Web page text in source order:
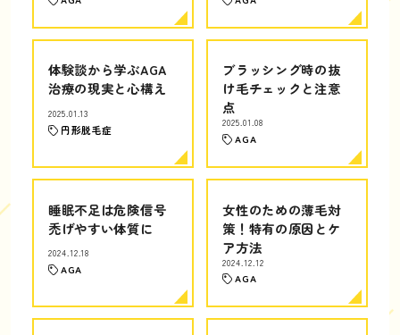
体験談から学ぶAGA
治療の現実と心構え
2025.01.13
円形脱毛症
ブラッシング時の抜
け毛チェックと注意
点
2025.01.08
AGA
睡眠不足は危険信号
禿げやすい体質に
2024.12.18
AGA
女性のための薄毛対
策！特有の原因とケ
ア方法
2024.12.12
AGA